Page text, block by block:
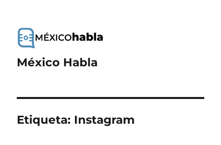
México Habla
Etiqueta: Instagram